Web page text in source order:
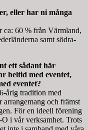
eller har ni många
ca: 60 % från Värmland,
samt södra-
ett sådant här
heltid med eventet,
eventet?
årig tradition med
och främst
För en ideell förening
i vår verksamhet. Trots